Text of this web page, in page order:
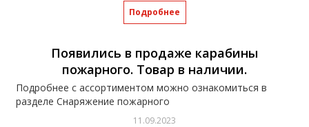
Подробнее
Появились в продаже карабины
пожарного. Товар в наличии.
Подробнее с ассортиментом можно ознакомиться в
разделе Снаряжение пожарного
11.09.2023